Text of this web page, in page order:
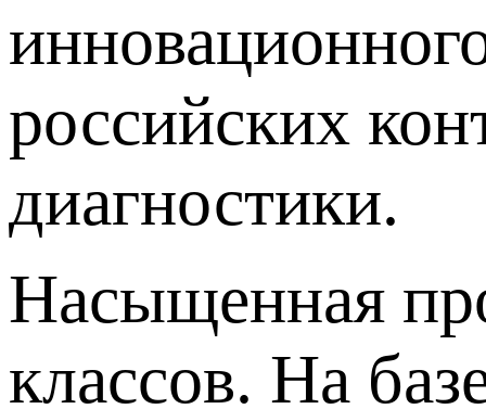
российских
диагностики.
Насыщенная
классов. На